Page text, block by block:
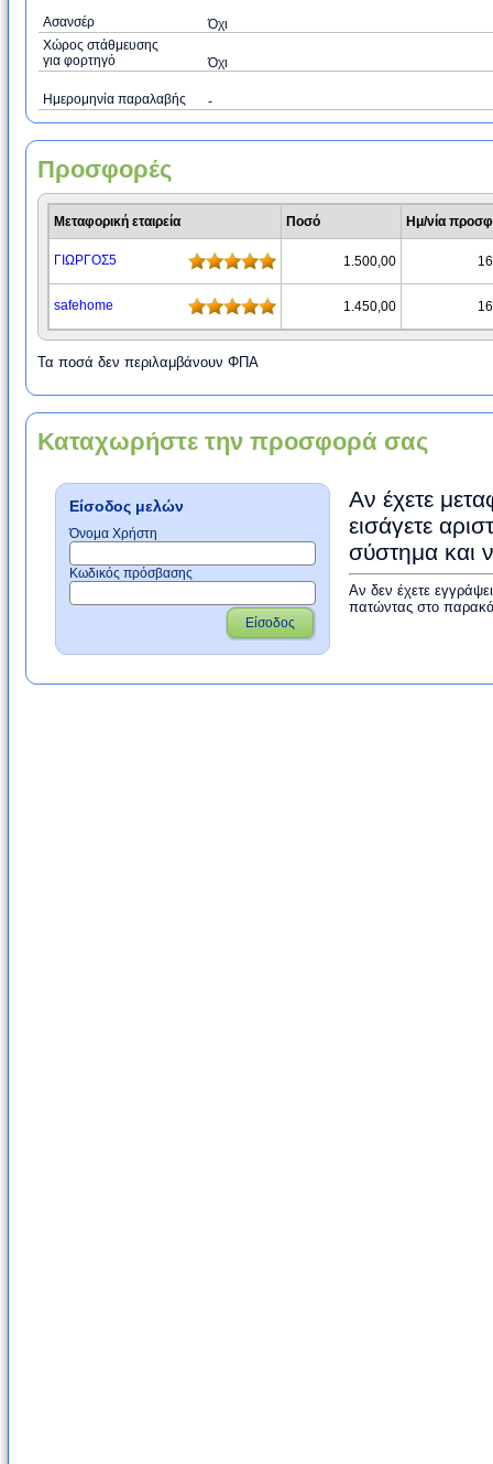
Ασανσέρ
Όχι
Χώρος στάθμευσης
για φορτηγό
Όχι
Ημερομηνία παραλαβής -
Προσφορές
Μεταφορική εταιρεία Ποσό Ημ/νία
ΓΙΩΡΓΟΣ5 1.500,00
safehome 1.450,00
Τα ποσά δεν περιλαμβάνουν ΦΠΑ
Καταχωρήστε την προσφορά σας
Είσοδος μελών
Όνομα Χρήστη
Κωδικός πρόσβασης
Είσοδος
Αν έχετε
εισάγετε
σύστημα και
Αν δεν έχετε
πατώντας στο